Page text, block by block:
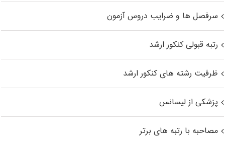
سرفصل ها و ضرایب دروس آزمون
رتبه قبولی کنکور ارشد
ظرفیت رشته های کنکور ارشد
پزشکی از لیسانس
مصاحبه با رتبه های برتر